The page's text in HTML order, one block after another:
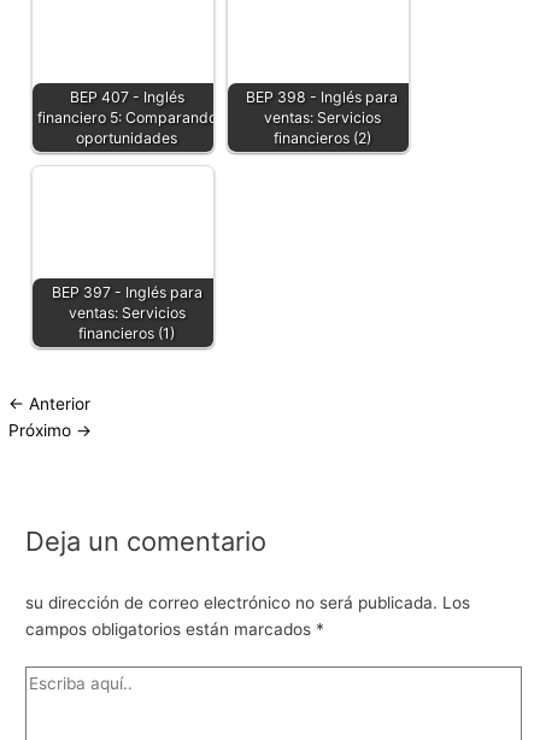
BEP 407 - Inglés
financiero 5: Comparando
oportunidades
BEP 398 - Inglés para
ventas: Servicios
financieros (2)
BEP 397 - Inglés para
ventas: Servicios
financieros (1)
← Anterior
Próximo →
Deja un comentario
su dirección de correo electrónico no será publicada. Los
campos obligatorios están marcados *